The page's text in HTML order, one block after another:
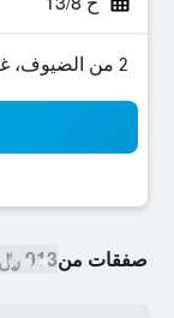
2 من الضيوف، غرفة واحدة
صفقات من913 ﷼